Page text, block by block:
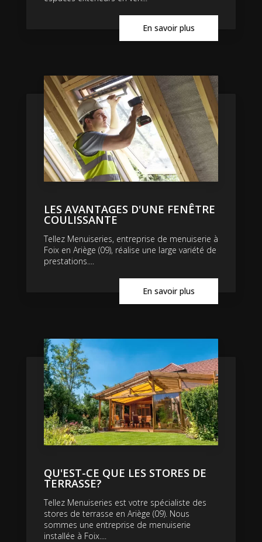
En savoir plus
LES AVANTAGES D'UNE FENÊTRE
COULISSANTE
Tellez Menuiseries, entreprise de menuiserie à
Foix en Ariège (09), réalise une large variété de
prestations....
En savoir plus
QU'EST-CE QUE LES STORES DE
TERRASSE?
Tellez Menuiseries est votre spécialiste des
stores de terrasse en Ariège (09). Nous
sommes une entreprise de menuiserie
installée à Foix....